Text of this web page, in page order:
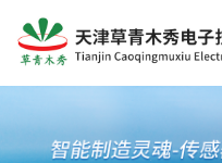
首页
关于我们